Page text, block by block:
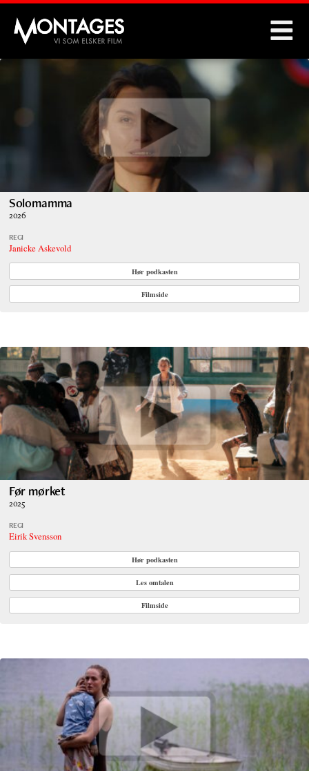
Montages
Solomamma
2026
REGI
Janicke Askevold
Hør podkasten
Filmside
Før mørket
2025
REGI
Eirik Svensson
Hør podkasten
Les omtalen
Filmside